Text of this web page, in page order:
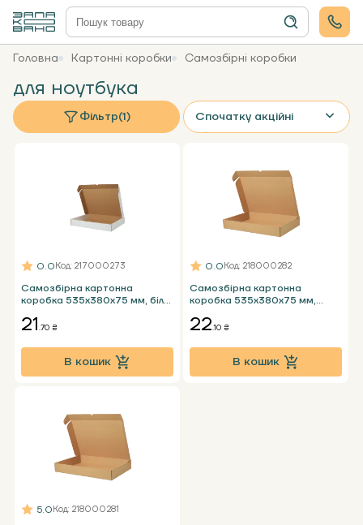
Головна Картонні коробки Самозбірні коробки
для ноутбука
Фільтр(1) Спочатку акційні
Самозбірна картонна
коробка 535х380х75 мм, біла
0.0Код: 217000273
21.70 ₴
В кошик
Самозбірна картонна
коробка 535x380x75 мм,
0.0Код: 218000282
22.10 ₴
В кошик
5.0Код: 218000281